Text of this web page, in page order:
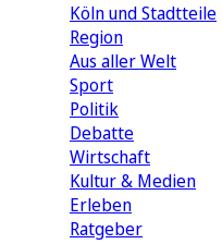
Köln und Stadtteile
Region
Aus aller Welt
Sport
Politik
Debatte
Wirtschaft
Kultur & Medien
Erleben
Ratgeber